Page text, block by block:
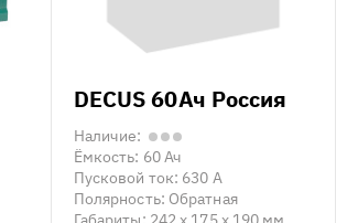
DECUS 60Ач Россия
Наличие:
Ёмкость: 60 Ач
Пусковой ток: 630 А
Полярность: Обратная